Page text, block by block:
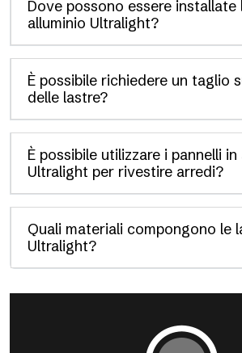
Dove possono essere installate
alluminio Ultralight?
È possibile richiedere un taglio
delle lastre?
È possibile utilizzare i pannelli in
Ultralight per rivestire arredi?
Quali materiali compongono le
Ultralight?